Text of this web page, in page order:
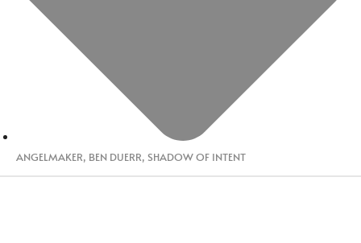
ANGELMAKER, BEN DUERR, SHADOW OF INTENT